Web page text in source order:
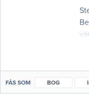
FÅS SOM BOG